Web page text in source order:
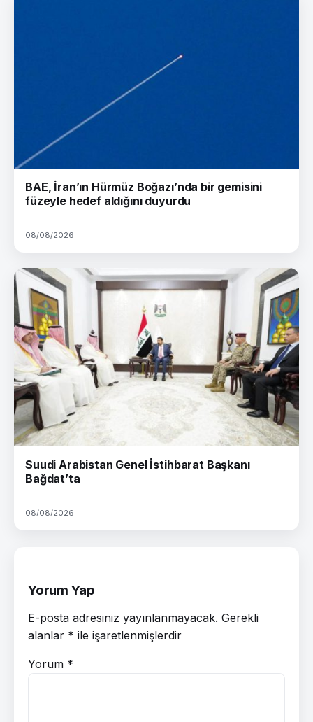
BAE, İran’ın Hürmüz Boğazı’nda bir gemisini
füzeyle hedef aldığını duyurdu
08/08/2026
Suudi Arabistan Genel İstihbarat Başkanı
Bağdat’ta
08/08/2026
Yorum Yap
E-posta adresiniz yayınlanmayacak. Gerekli
alanlar * ile işaretlenmişlerdir
Yorum *